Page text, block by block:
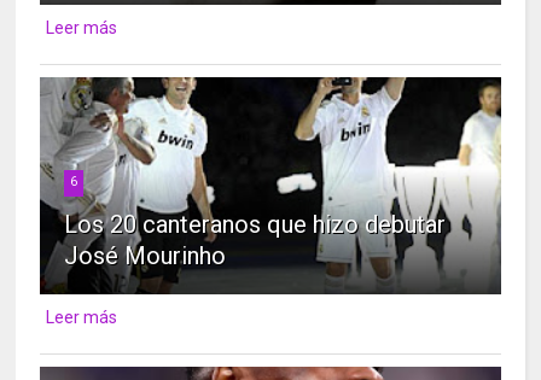
Leer más
6
Los 20 canteranos que hizo debutar
José Mourinho
Leer más